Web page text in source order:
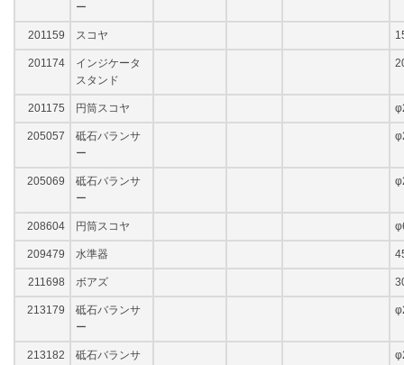
ー
201159 スコヤ
201174
インジケータ
スタンド
201175 円筒スコヤ
205057
砥石バランサ
ー
205069
砥石バランサ
ー
208604 円筒スコヤ
209479 水準器
211698 ボアズ
213179
砥石バランサ
ー
213182
砥石バランサ